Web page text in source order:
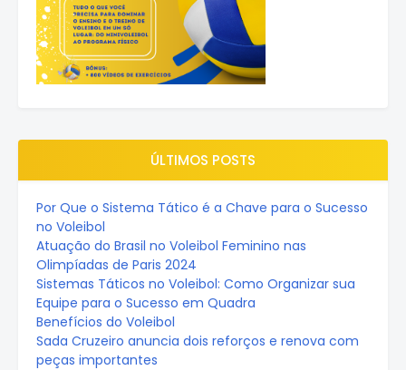
ÚLTIMOS POSTS
Por Que o Sistema Tático é a Chave para o Sucesso
no Voleibol
Atuação do Brasil no Voleibol Feminino nas
Olimpíadas de Paris 2024
Sistemas Táticos no Voleibol: Como Organizar sua
Equipe para o Sucesso em Quadra
Benefícios do Voleibol
Sada Cruzeiro anuncia dois reforços e renova com
peças importantes